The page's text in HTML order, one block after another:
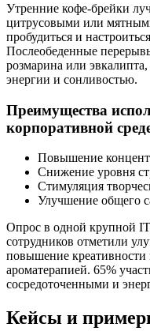
Утренние кофе-брейки
цитрусовыми или
пробудиться и
Послеобеденные
розмарина или
энергии и сонливостью.
Преимущества
корпоративной
Повышение
Снижение уровня
Стимуляция
Улучшение общего
Опрос в одной крупной
сотрудников отметили
повышение креативности
ароматерапией. 65%
сосредоточенными и
Кейсы и